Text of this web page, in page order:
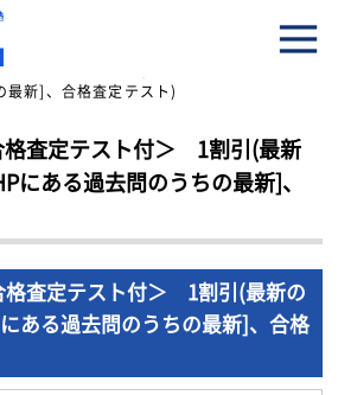
スト付＞ 1割引(最新の過去問題集1冊
新]、合格査定テスト)
格査定テスト付＞ 1割引(最新
にある過去問のうちの最新]、
格査定テスト付＞ 1割引(最新の
ある過去問のうちの最新]、合格